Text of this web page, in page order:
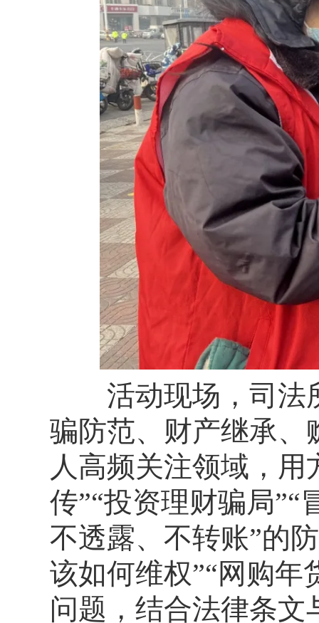
活动现场，司法所
骗防范、财产继承、
人高频关注领域，
传”“投资理财骗局”“
不透露、不转账”的
该如何维权”“网购年
问题，结合法律条